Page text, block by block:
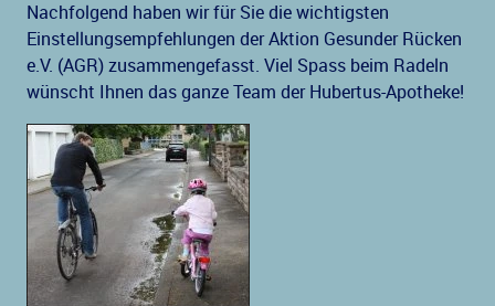
Nachfolgend haben wir für Sie die wichtigsten
Einstellungsempfehlungen der Aktion Gesunder Rücken
e.V. (AGR) zusammengefasst. Viel Spass beim Radeln
wünscht Ihnen das ganze Team der Hubertus-Apotheke!